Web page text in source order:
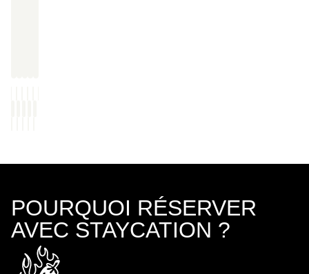
POURQUOI RÉSERVER
AVEC STAYCATION ?